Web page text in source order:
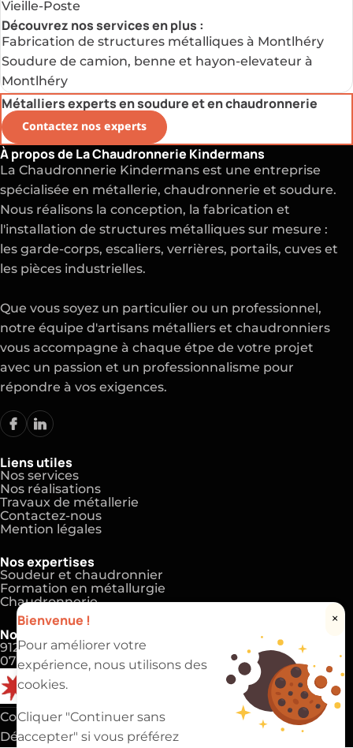
Vieille-Poste
Découvrez nos services en plus :
Fabrication de structures métalliques à Montlhéry
Soudure de camion, benne et hayon-elevateur à
Montlhéry
Métalliers experts en soudure et en chaudronnerie
Contactez nos experts
Bienvenue ! ×
Pour améliorer votre
expérience, nous utilisons des
cookies.
Cliquer "Continuer sans
accepter" si vous préférez
À propos de La Chaudronnerie Kindermans
La Chaudronnerie Kindermans est une entreprise
spécialisée en métallerie, chaudronnerie et soudure.
Nous réalisons la conception, la fabrication et
l'installation de structures métalliques sur mesure :
les garde-corps, escaliers, verrières, portails, cuves et
les pièces industrielles.
Que vous soyez un particulier ou un professionnel,
notre équipe d'artisans métalliers et chaudronniers
vous accompagne à chaque étpe de votre projet
avec un passion et un professionnalisme pour
répondre à vos exigences.
Liens utiles
Nos services
Nos réalisations
Travaux de métallerie
Contactez-nous
Mention légales
Nos expertises
Soudeur et chaudronnier
Formation en métallurgie
Chaudronnerie
Nos coordonnées
91220 Brétigny-sur-Orge
07 83 81 00 69
Copyright 2025 ©EVAPI Industrie
Défiler vers le haut